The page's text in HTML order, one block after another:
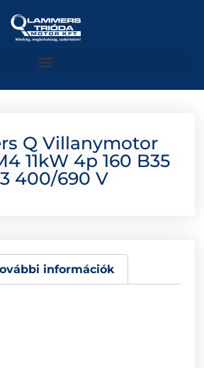
Q Villanymotor
11kW 4p 160 B35
400/690 V
információk